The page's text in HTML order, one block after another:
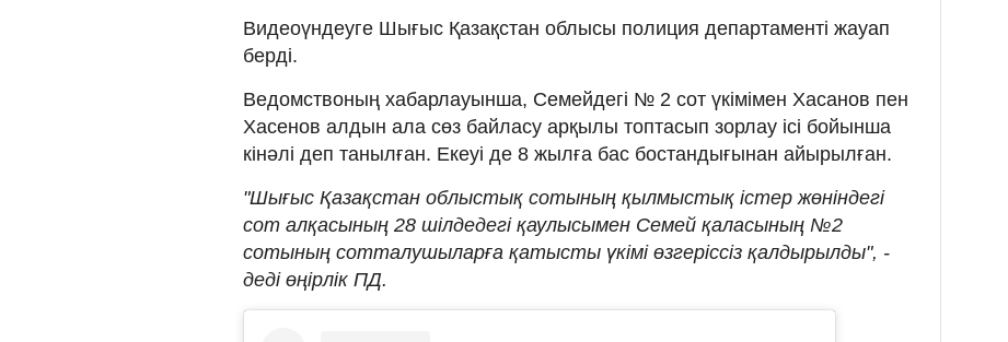
Видеоүндеуге Шығыс Қазақстан облысы полиция департаменті жауап
берді.
Ведомствоның хабарлауынша, Семейдегі № 2 сот үкімімен Хасанов пен
Хасенов алдын ала сөз байласу арқылы топтасып зорлау ісі бойынша
кінәлі деп танылған. Екеуі де 8 жылға бас бостандығынан айырылған.
"Шығыс Қазақстан облыстық сотының қылмыстық істер жөніндегі
сот алқасының 28 шілдедегі қаулысымен Семей қаласының №2
сотының сотталушыларға қатысты үкімі өзгеріссіз қалдырылды", -
деді өңірлік ПД.